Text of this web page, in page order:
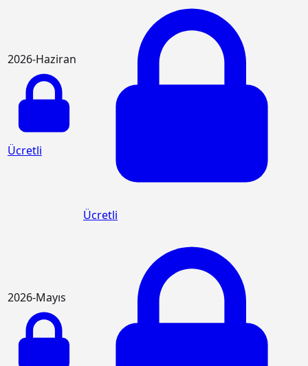
2026-Haziran
Ücretli
Ücretli
2026-Mayıs